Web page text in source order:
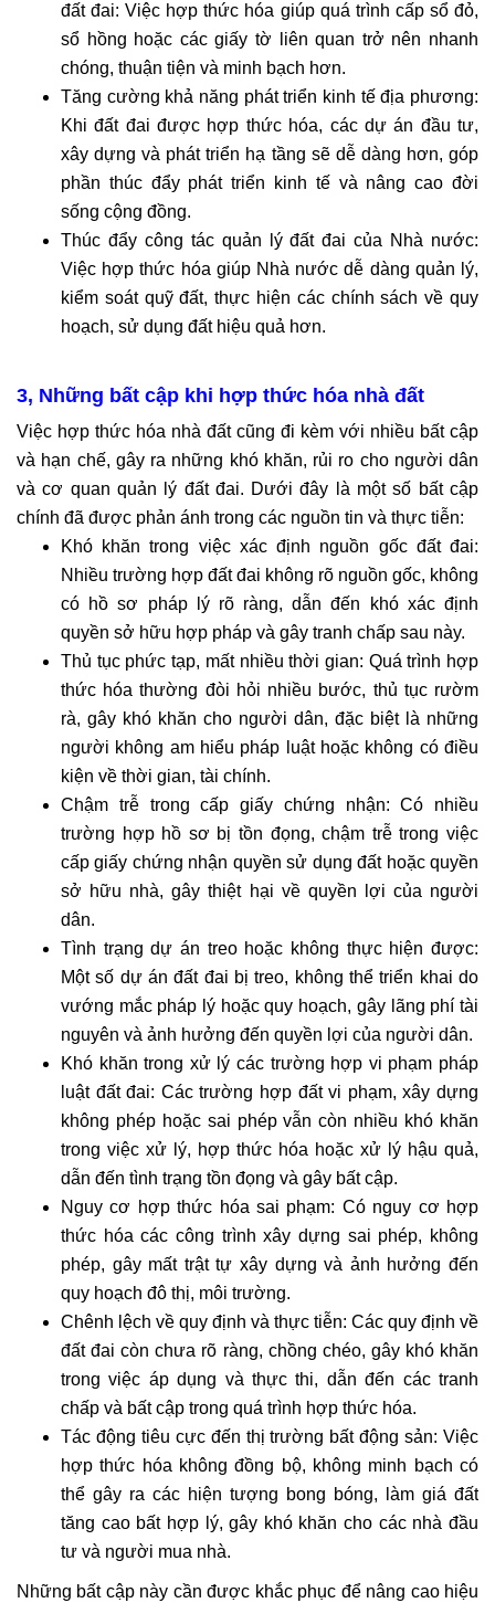
đất đai: Việc hợp thức hóa giúp quá trình cấp sổ đỏ,
sổ hồng hoặc các giấy tờ liên quan trở nên nhanh
chóng, thuận tiện và minh bạch hơn.
Tăng cường khả năng phát triển kinh tế địa phương:
Khi đất đai được hợp thức hóa, các dự án đầu tư,
xây dựng và phát triển hạ tầng sẽ dễ dàng hơn, góp
phần thúc đẩy phát triển kinh tế và nâng cao đời
sống cộng đồng.
Thúc đẩy công tác quản lý đất đai của Nhà nước:
Việc hợp thức hóa giúp Nhà nước dễ dàng quản lý,
kiểm soát quỹ đất, thực hiện các chính sách về quy
hoạch, sử dụng đất hiệu quả hơn.
3, Những bất cập khi hợp thức hóa nhà đất
Việc hợp thức hóa nhà đất cũng đi kèm với nhiều bất cập
và hạn chế, gây ra những khó khăn, rủi ro cho người dân
và cơ quan quản lý đất đai. Dưới đây là một số bất cập
chính đã được phản ánh trong các nguồn tin và thực tiễn:
Khó khăn trong việc xác định nguồn gốc đất đai:
Nhiều trường hợp đất đai không rõ nguồn gốc, không
có hồ sơ pháp lý rõ ràng, dẫn đến khó xác định
quyền sở hữu hợp pháp và gây tranh chấp sau này.
Thủ tục phức tạp, mất nhiều thời gian: Quá trình hợp
thức hóa thường đòi hỏi nhiều bước, thủ tục rườm
rà, gây khó khăn cho người dân, đặc biệt là những
người không am hiểu pháp luật hoặc không có điều
kiện về thời gian, tài chính.
Chậm trễ trong cấp giấy chứng nhận: Có nhiều
trường hợp hồ sơ bị tồn đọng, chậm trễ trong việc
cấp giấy chứng nhận quyền sử dụng đất hoặc quyền
sở hữu nhà, gây thiệt hại về quyền lợi của người
dân.
Tình trạng dự án treo hoặc không thực hiện được:
Một số dự án đất đai bị treo, không thể triển khai do
vướng mắc pháp lý hoặc quy hoạch, gây lãng phí tài
nguyên và ảnh hưởng đến quyền lợi của người dân.
Khó khăn trong xử lý các trường hợp vi phạm pháp
luật đất đai: Các trường hợp đất vi phạm, xây dựng
không phép hoặc sai phép vẫn còn nhiều khó khăn
trong việc xử lý, hợp thức hóa hoặc xử lý hậu quả,
dẫn đến tình trạng tồn đọng và gây bất cập.
Nguy cơ hợp thức hóa sai phạm: Có nguy cơ hợp
thức hóa các công trình xây dựng sai phép, không
phép, gây mất trật tự xây dựng và ảnh hưởng đến
quy hoạch đô thị, môi trường.
Chênh lệch về quy định và thực tiễn: Các quy định về
đất đai còn chưa rõ ràng, chồng chéo, gây khó khăn
trong việc áp dụng và thực thi, dẫn đến các tranh
chấp và bất cập trong quá trình hợp thức hóa.
Tác động tiêu cực đến thị trường bất động sản: Việc
hợp thức hóa không đồng bộ, không minh bạch có
thể gây ra các hiện tượng bong bóng, làm giá đất
tăng cao bất hợp lý, gây khó khăn cho các nhà đầu
tư và người mua nhà.
Những bất cập này cần được khắc phục để nâng cao hiệu